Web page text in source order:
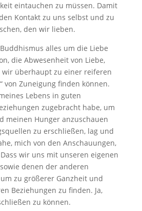
eintauchen zu müssen. Damit
Kontakt zu uns selbst und zu
den wir lieben.
alles um die Liebe
die Abwesenheit von Liebe,
wir überhaupt zu einer reiferen
von Zuneigung finden können.
Lebens in guten
zugebracht habe, um
meinen Hunger anzuschauen
zu erschließen, lag und
mich von den Anschauungen,
wir uns mit unseren eigenen
denen der anderen
zu größerer Ganzheit und
Beziehungen zu finden. Ja,
zu können.